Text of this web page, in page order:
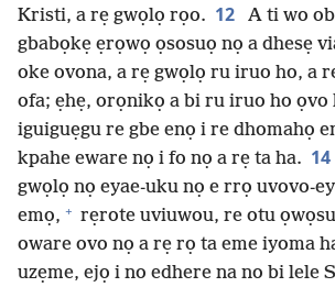
Kristi, a rẹ gwọlọ rọo. 12
A ti wo
gbabọkẹ ẹrọwọ ọsosuọ nọ a dhesẹ
oke ovona, a rẹ gwọlọ ru iruo ho, a
ofa; ẹhẹ, orọnikọ a bi ru iruo ho ọvo
iguiguẹgu re gbe enọ i re dhomahọ
kpahe eware nọ i fo nọ a rẹ ta ha. 14
gwọlọ nọ eyae-uku nọ e rrọ uvovo-
emọ, + rẹrote uviuwou, re otu
oware ovo nọ a rẹ rọ ta eme iyoma
uzẹme, ejọ i no edhere na no bi lele